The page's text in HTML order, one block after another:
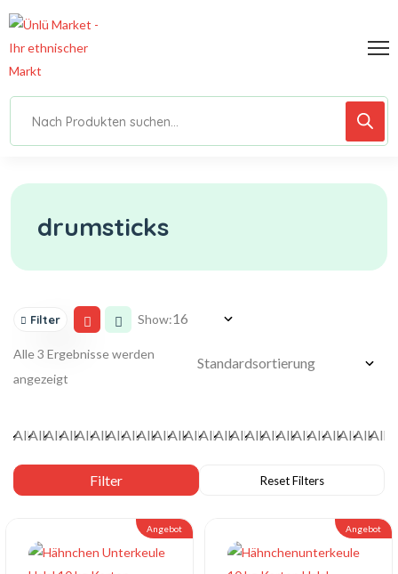
drumsticks
Filter Show:
Alle 3 Ergebnisse werden
angezeigt
Angebot Angebot